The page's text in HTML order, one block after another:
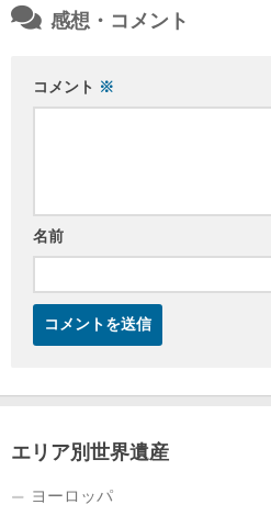
感想・コメント
コメント ※
名前
エリア別世界遺産
ヨーロッパ